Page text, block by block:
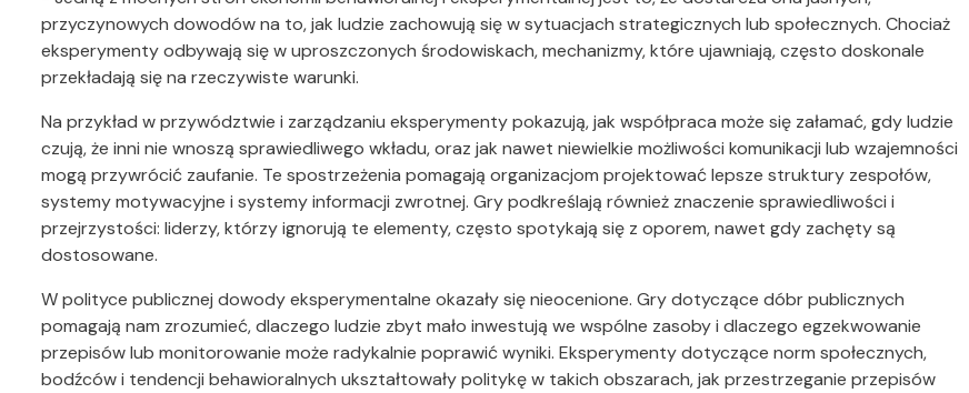
przyczynowych dowodów na to, jak ludzie zachowują się w sytuacjach strategicznych lub społecznych. Chociaż
eksperymenty odbywają się w uproszczonych środowiskach, mechanizmy, które ujawniają, często doskonale
przekładają się na rzeczywiste warunki.
Na przykład w przywództwie i zarządzaniu eksperymenty pokazują, jak współpraca może się załamać, gdy ludzie
czują, że inni nie wnoszą sprawiedliwego wkładu, oraz jak nawet niewielkie możliwości komunikacji lub wzajemności
mogą przywrócić zaufanie. Te spostrzeżenia pomagają organizacjom projektować lepsze struktury zespołów,
systemy motywacyjne i systemy informacji zwrotnej. Gry podkreślają również znaczenie sprawiedliwości i
przejrzystości: liderzy, którzy ignorują te elementy, często spotykają się z oporem, nawet gdy zachęty są
dostosowane.
W polityce publicznej dowody eksperymentalne okazały się nieocenione. Gry dotyczące dóbr publicznych
pomagają nam zrozumieć, dlaczego ludzie zbyt mało inwestują we wspólne zasoby i dlaczego egzekwowanie
przepisów lub monitorowanie może radykalnie poprawić wyniki. Eksperymenty dotyczące norm społecznych,
bodźców i tendencji behawioralnych ukształtowały politykę w takich obszarach, jak przestrzeganie przepisów